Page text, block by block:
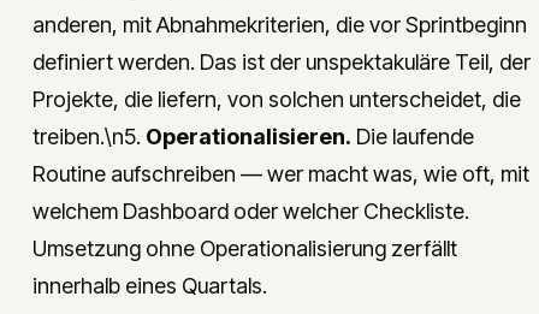
anderen, mit Abnahmekriterien, die vor Sprintbeginn
definiert werden. Das ist der unspektakuläre Teil, der
Projekte, die liefern, von solchen unterscheidet, die
treiben.\n5. Operationalisieren. Die laufende
Routine aufschreiben — wer macht was, wie oft, mit
welchem Dashboard oder welcher Checkliste.
Umsetzung ohne Operationalisierung zerfällt
innerhalb eines Quartals.